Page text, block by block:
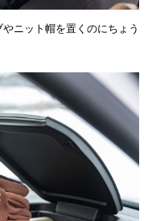
ニット帽を置くのにちょう